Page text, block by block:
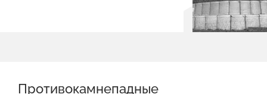
Противокамнепадные